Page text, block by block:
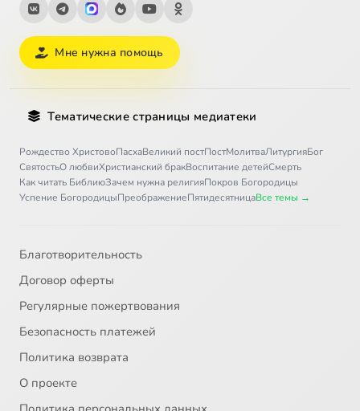
Мне нужна помощь
Тематические страницы медиатеки
Рождество ХристовоПасхаВеликий постПостМолитваЛитургияБог
СвятостьО любвиХристианский бракВоспитание детейСмерть
Как читать БиблиюЗачем нужна религияПокров Богородицы
Успение БогородицыПреображениеПятидесятницаВсе темы →
Благотворительность
Договор оферты
Регулярные пожертвования
Безопасность платежей
Политика возврата
О проекте